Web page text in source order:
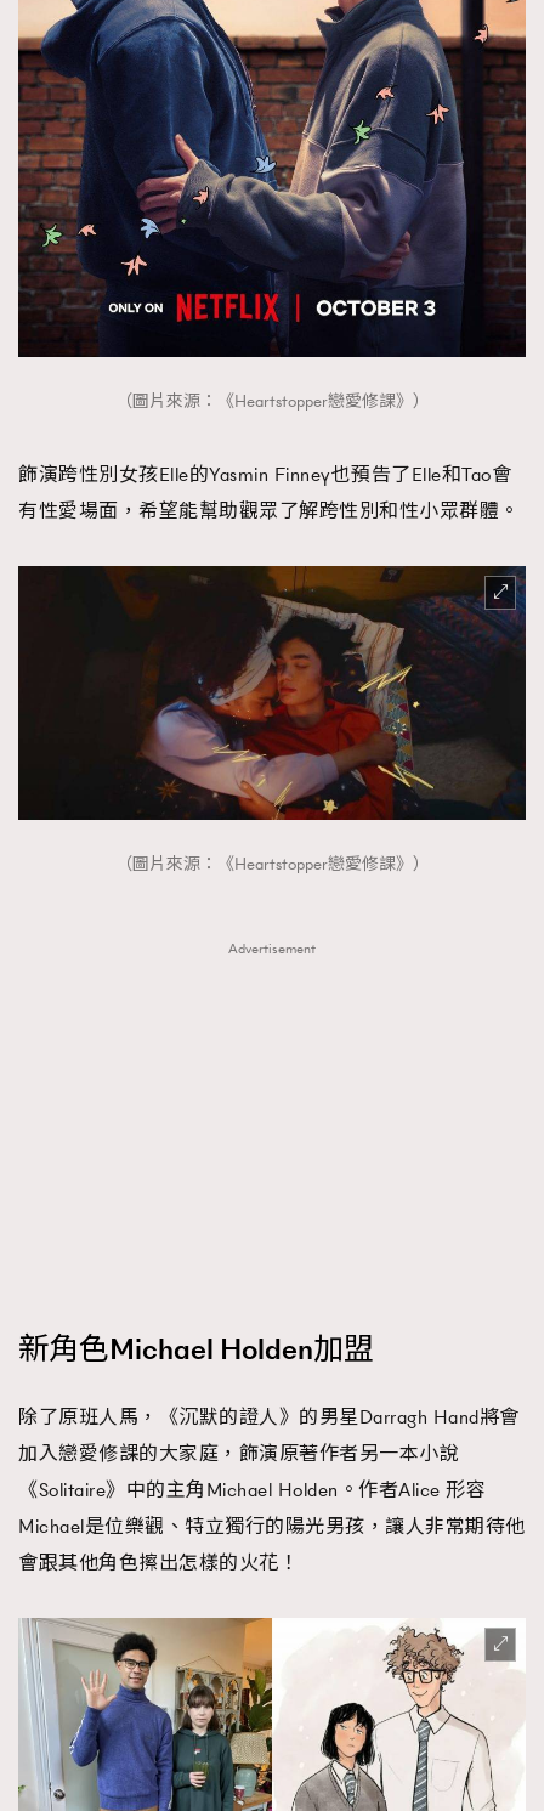
（圖片來源：《Heartstopper戀愛修課》）
飾演跨性別女孩Elle的Yasmin Finney也預告了Elle和Tao會
有性愛場面，希望能幫助觀眾了解跨性別和性小眾群體。
（圖片來源：《Heartstopper戀愛修課》）
Advertisement
新角色Michael Holden加盟
除了原班人馬，《沉默的證人》的男星Darragh Hand將會
加入戀愛修課的大家庭，飾演原著作者另一本小說
《Solitaire》中的主角Michael Holden。作者Alice 形容
Michael是位樂觀、特立獨行的陽光男孩，讓人非常期待他
會跟其他角色擦出怎樣的火花！